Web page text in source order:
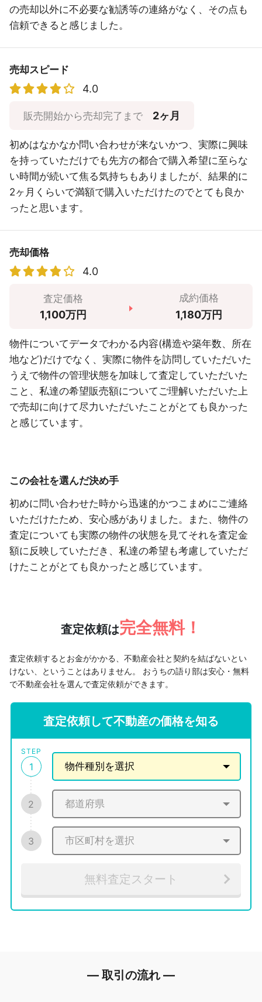
の売却以外に不必要な勧誘等の連絡がなく、その点も
信頼できると感じました。
売却スピード
4.0
販売開始から売却完了まで 2ヶ月
初めはなかなか問い合わせが来ないかつ、実際に興味
を持っていただけでも先方の都合で購入希望に至らな
い時間が続いて焦る気持ちもありましたが、結果的に
2ヶ月くらいで満額で購入いただけたのでとても良か
ったと思います。
売却価格
4.0
査定価格
1,100万円
成約価格
1,180万円
物件についてデータでわかる内容(構造や築年数、所在
地など)だけでなく、実際に物件を訪問していただいた
うえで物件の管理状態を加味して査定していただいた
こと、私達の希望販売額についてご理解いただいた上
で売却に向けて尽力いただいたことがとても良かった
と感じています。
この会社を選んだ決め手
初めに問い合わせた時から迅速的かつこまめにご連絡
いただけたため、安心感がありました。また、物件の
査定についても実際の物件の状態を見てそれを査定金
額に反映していただき、私達の希望も考慮していただ
けたことがとても良かったと感じています。
査定依頼は完全無料！
査定依頼するとお金がかかる、不動産会社と契約を結ばないとい
けない、ということはありません。 おうちの語り部は安心・無料
で不動産会社を選んで査定依頼ができます。
査定依頼して不動産の価格を知る
STEP
1
2
3
無料査定スタート
― 取引の流れ ―